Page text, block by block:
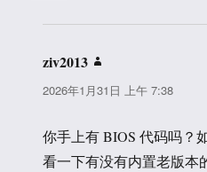
ziv2013
道：
2026年1月31日 上午 7:38
你手上有 BIOS 代码吗？
看一下有没有内置老版本